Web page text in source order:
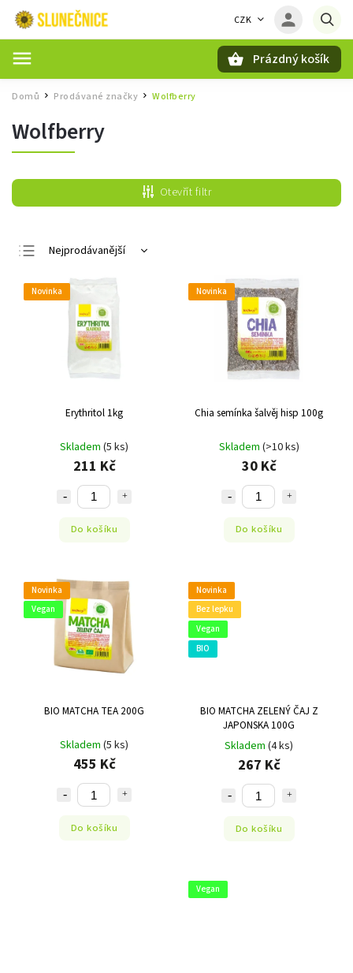
CZK
Prázdný košík
Domů / Prodávané značky / Wolfberry
Wolfberry
Otevřít filtr
Nejprodávanější
Nejlevnější
Nejdražší
Abecedně
Novinka
Erythritol 1kg
Skladem (5 ks)
211 Kč
Do košíku
Novinka
Chia semínka šalvěj hisp 100g
Skladem (>10 ks)
30 Kč
Do košíku
Novinka
Vegan
BIO MATCHA TEA 200G
Skladem (5 ks)
455 Kč
Do košíku
Novinka
Bez lepku
Vegan
BIO
BIO MATCHA ZELENÝ ČAJ Z
JAPONSKA 100G
Skladem (4 ks)
267 Kč
Do košíku
Vegan